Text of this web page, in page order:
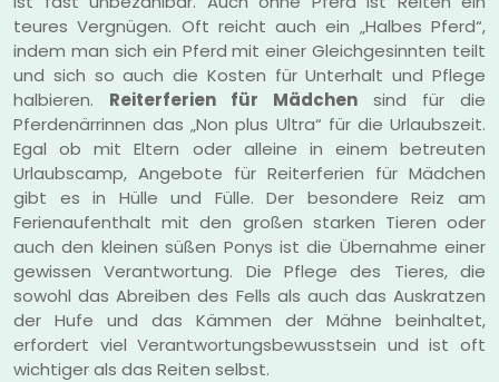
teures Vergnügen. Oft reicht auch ein „Halbes Pferd“,
indem man sich ein Pferd mit einer Gleichgesinnten teilt
und sich so auch die Kosten für Unterhalt und Pflege
halbieren. Reiterferien für Mädchen sind für die
Pferdenärrinnen das „Non plus Ultra“ für die Urlaubszeit.
Egal ob mit Eltern oder alleine in einem betreuten
Urlaubscamp, Angebote für Reiterferien für Mädchen
gibt es in Hülle und Fülle. Der besondere Reiz am
Ferienaufenthalt mit den großen starken Tieren oder
auch den kleinen süßen Ponys ist die Übernahme einer
gewissen Verantwortung. Die Pflege des Tieres, die
sowohl das Abreiben des Fells als auch das Auskratzen
der Hufe und das Kämmen der Mähne beinhaltet,
erfordert viel Verantwortungsbewusstsein und ist oft
wichtiger als das Reiten selbst.